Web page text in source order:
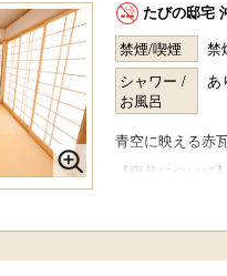
たびの邸宅
禁煙/喫煙
禁
シャワー /
お風呂
あ
青空に映える赤
【寝具について】
ご用意してい
5名以上の場合